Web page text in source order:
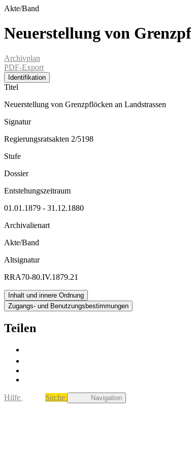
Akte/Band
Neuerstellung von
Archivplan
PDF-Export
Identifikation
Titel
Neuerstellung von Grenzpflöcken an Landstrassen
Signatur
Regierungsratsakten 2/5198
Stufe
Dossier
Entstehungszeitraum
01.01.1879 - 31.12.1880
Archivalienart
Akte/Band
Altsignatur
RRA70-80.IV.1879.21
Inhalt und innere Ordnung
Zugangs- und Benutzungsbestimmungen
Teilen
Hilfe Suche Navigation